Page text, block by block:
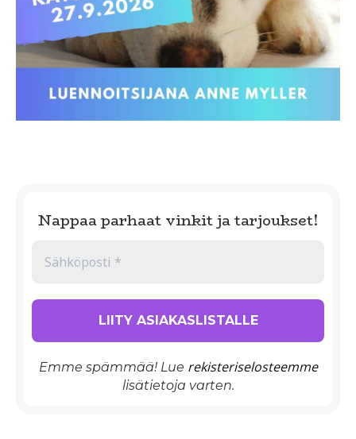
Nappaa parhaat vinkit ja tarjoukset!
Emme spämmää! Lue rekisteriselosteemme
lisätietoja varten.